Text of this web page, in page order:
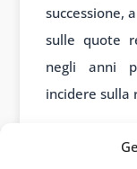
successione,
sulle quote
negli anni
incidere sulla
Caso